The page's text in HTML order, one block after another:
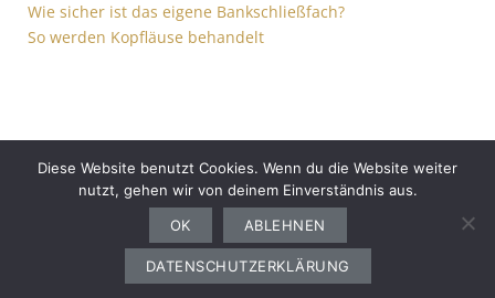
Wie sicher ist das eigene Bankschließfach?
So werden Kopfläuse behandelt
Finanzen Ernährung Auto
Haushalt
Bewerbung
Garten Freizeit
Copyright © 2026advertising media design. All rights reserved.
Diese Website benutzt Cookies. Wenn du die Website weiter
nutzt, gehen wir von deinem Einverständnis aus.
OK
ABLEHNEN
DATENSCHUTZERKLÄRUNG